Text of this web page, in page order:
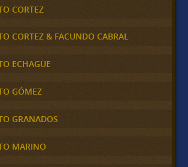
CORTEZ
CORTEZ & FACUNDO CABRAL
ECHAGÜE
GÓMEZ
GRANADOS
MARINO